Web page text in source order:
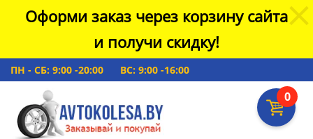
Оформи заказ через корзину сайта
и получи скидку!
ПН - СБ: 9:00 -20:00 ВС: 9:00 -16:00
0